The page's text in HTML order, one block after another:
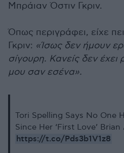
Μπράιαν Όστιν Γκριν.
Όπως περιγράφει, είχε
Γκριν: «Ίσως δεν ήμουν
σίγουρη. Κανείς δεν έχει
μου σαν εσένα».
Tori Spelling Says No One
Since Her ‘First Love’
https://t.co/Pds3b1V1z8